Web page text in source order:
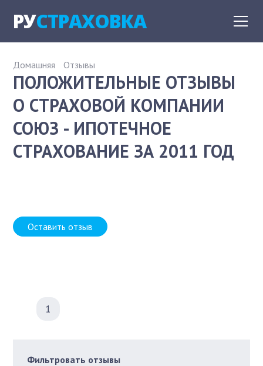
РУСТРАХОВКА
Домашняя Отзывы
ПОЛОЖИТЕЛЬНЫЕ ОТЗЫВЫ
О СТРАХОВОЙ КОМПАНИИ
СОЮЗ - ИПОТЕЧНОЕ
СТРАХОВАНИЕ ЗА 2011 ГОД
Оставить отзыв
1
Фильтровать отзывы